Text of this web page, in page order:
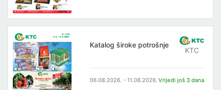
Katalog široke potrošnje
KTC
06.08.2026. - 11.08.2026. Vrijedi još 3 dana